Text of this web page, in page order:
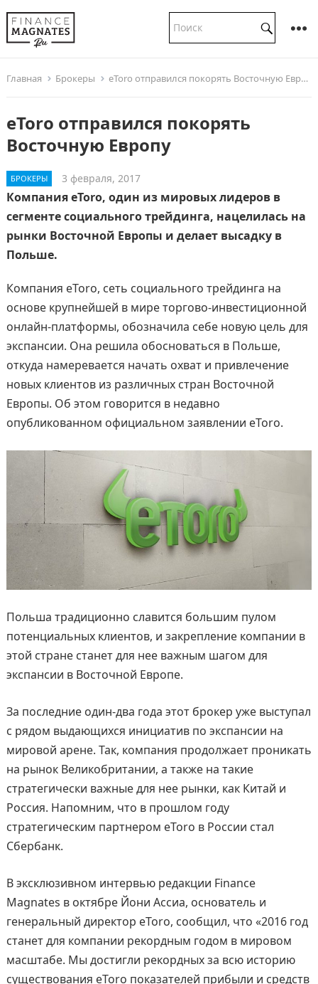
Главная Брокеры eToro отправился покорять Восточную Европу
eToro отправился покорять
Восточную Европу
БРОКЕРЫ 3 февраля, 2017
Компания eToro, один из мировых лидеров в
сегменте социального трейдинга, нацелилась на
рынки Восточной Европы и делает высадку в
Польше.
Компания eToro, сеть социального трейдинга на
основе крупнейшей в мире торгово-инвестиционной
онлайн-платформы, обозначила себе новую цель для
экспансии. Она решила обосноваться в Польше,
откуда намеревается начать охват и привлечение
новых клиентов из различных стран Восточной
Европы. Об этом говорится в недавно
опубликованном официальном заявлении eToro.
Польша традиционно славится большим пулом
потенциальных клиентов, и закрепление компании в
этой стране станет для нее важным шагом для
экспансии в Восточной Европе.
За последние один-два года этот брокер уже выступал
с рядом выдающихся инициатив по экспансии на
мировой арене. Так, компания продолжает проникать
на рынок Великобритании, а также на такие
стратегически важные для нее рынки, как Китай и
Россия. Напомним, что в прошлом году
стратегическим партнером eToro в России стал
Сбербанк.
В эксклюзивном интервью редакции Finance
Magnates в октябре Йони Ассиа, основатель и
генеральный директор eToro, сообщил, что «2016 год
станет для компании рекордным годом в мировом
масштабе. Мы достигли рекордных за всю историю
существования eToro показателей прибыли и средств